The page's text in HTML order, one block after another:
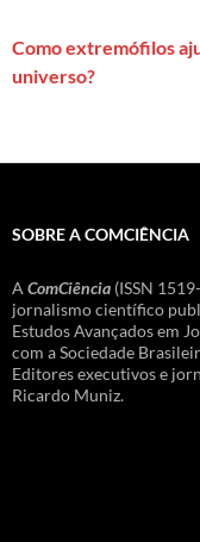
Como extremófilos
universo?
SOBRE A COMCIÊNCIA
A ComCiência (ISSN
jornalismo científico
Estudos Avançados em
com a Sociedade
Editores executivos e
Ricardo Muniz.